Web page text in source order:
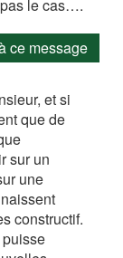
le cas….
ce message
et si
que de
sur un
une
constructif.